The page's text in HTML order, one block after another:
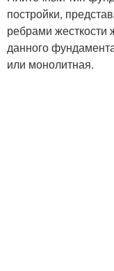
постройки,
ребрами жесткости
данного
или монолитная.